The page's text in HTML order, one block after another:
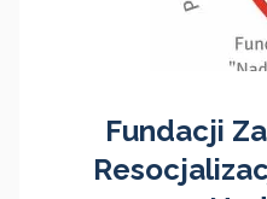
Fundacji